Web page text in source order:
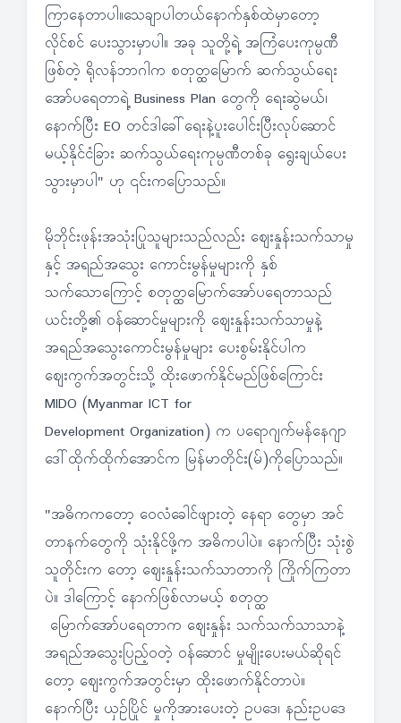
ကြာနေတာပါ။သေချာပါတယ်နောက်နှစ်ထဲမှာတော့
လိုင်စင် ပေးသွားမှာပါ။ အခု သူတို့ရဲ့ အကြံပေးကုမ္ပဏီ
ဖြစ်တဲ့ ရိုလန်ဘာဂါက စတုတ္ထမြောက် ဆက်သွယ်ရေး
အော်ပရေတာရဲ့ Business Plan တွေကို ရေးဆွဲမယ်၊
နောက်ပြီး EO တင်ဒါခေါ်ရေးနဲ့ပူးပေါင်းပြီးလုပ်ဆောင်
မယ့်နိုင်ငံခြား ဆက်သွယ်ရေးကုမ္ပဏီတစ်ခု ရွေးချယ်ပေး
သွားမှာပါ" ဟု ၎င်းကပြောသည်။
မိုဘိုင်းဖုန်းအသုံးပြုသူများသည်လည်း ဈေးနှုန်းသက်သာမှု
နှင့် အရည်အသွေး ကောင်းမွန်မှုများကို နှစ်
သက်သောကြောင့် စတုတ္ထမြောက်အော်ပရေတာသည်
ယင်းတို့၏ ဝန်ဆောင်မှုများကို ဈေးနှုန်းသက်သာမှုနဲ့
အရည်အသွေးကောင်းမွန်မှုများ ပေးစွမ်းနိုင်ပါက
ဈေးကွက်အတွင်းသို့ ထိုးဖောက်နိုင်မည်ဖြစ်ကြောင်း
MIDO (Myanmar ICT for
Development Organization) က ပရောဂျက်မန်နေဂျာ
ဒေါ်ထိုက်ထိုက်အောင်က မြန်မာတိုင်း(မ်)ကိုပြောသည်။
"အဓိကကတော့ ဝေလံခေါင်ဖျားတဲ့ နေရာ တွေမှာ အင်
တာနက်တွေကို သုံးနိုင်ဖို့က အဓိကပါပဲ။ နောက်ပြီး သုံးစွဲ
သူတိုင်းက တော့ ဈေးနှုန်းသက်သာတာကို ကြိုက်ကြတာ
ပဲ။ ဒါကြောင့် နောက်ဖြစ်လာမယ့် စတုတ္ထ
မြောက်အော်ပရေတာက ဈေးနှုန်း သက်သက်သာသာနဲ့
အရည်အသွေးပြည့်ဝတဲ့ ဝန်ဆောင် မှုမျိုးပေးမယ်ဆိုရင်
တော့ ဈေးကွက်အတွင်းမှာ ထိုးဖောက်နိုင်တာပဲ။
နောက်ပြီး ယှဉ်ပြိုင် မှုကိုအားပေးတဲ့ ဥပဒေ၊ နည်းဥပဒေ